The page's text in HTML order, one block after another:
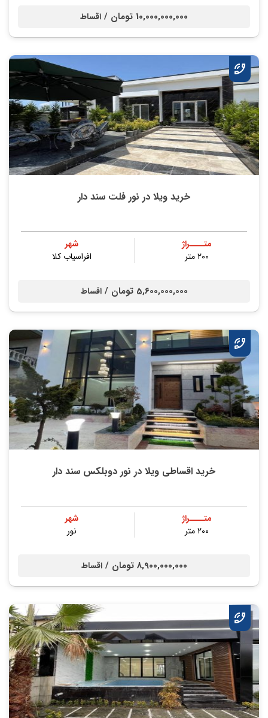
10,000,000,000 تومان / اقساط
خرید ویلا در نور فلت سند دار
متــــراژ
۲۰۰ متر
شهر
افراسیاب کلا
5,600,000,000 تومان / اقساط
خرید اقساطی ویلا در نور دوبلکس سند دار
متــــراژ
۲۰۰ متر
شهر
نور
8,900,000,000 تومان / اقساط